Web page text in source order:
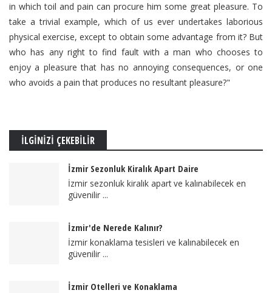
in which toil and pain can procure him some great pleasure. To
take a trivial example, which of us ever undertakes laborious
physical exercise, except to obtain some advantage from it? But
who has any right to find fault with a man who chooses to
enjoy a pleasure that has no annoying consequences, or one
who avoids a pain that produces no resultant pleasure?"
İLGİNİZİ ÇEKEBİLİR
İzmir Sezonluk Kiralık Apart Daire
İzmir sezonluk kiralık apart ve kalınabilecek en
güvenilir ...
İzmir'de Nerede Kalınır?
İzmir konaklama tesisleri ve kalınabilecek en
güvenilir ...
İzmir Otelleri ve Konaklama